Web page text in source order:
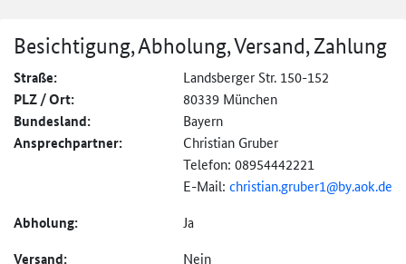
Besichtigung, Abholung, Versand, Zahlung
Straße: Landsberger Str. 150-152
PLZ / Ort: 80339 München
Bundesland: Bayern
Ansprechpartner:
Christian Gruber
Telefon: 08954442221
E-Mail: christian.gruber1@by.aok.de
Abholung: Ja
Versand: Nein